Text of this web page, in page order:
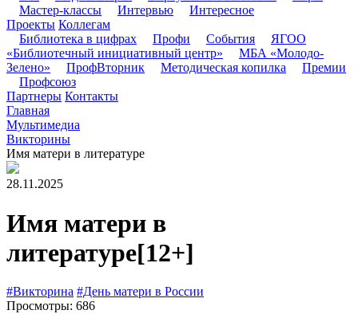
Мастер-классы
Интервью
Интересное
Проекты Коллегам
Библиотека в цифрах
Профи События
ЯГОО
«Библиотечный инициативный центр»
МБА «Молодо-
Зелено»
ПрофВторник Методическая копилка
Премии
Профсоюз
Партнеры Контакты
Главная
Мультимедиа
Викторины
Имя матери в литературе
28.11.2025
Имя матери в
литературе[12+]
#Викторина #День матери в России
Просмотры: 686